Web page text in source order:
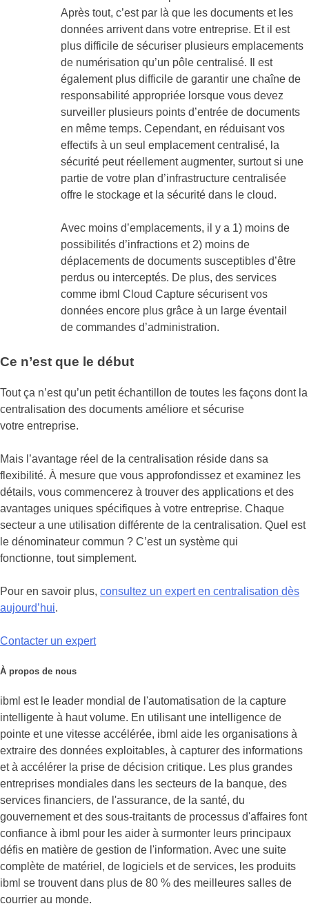
Après tout, c’est par là que les documents et les
données arrivent dans votre entreprise. Et il est
plus difficile de sécuriser plusieurs emplacements
de numérisation qu’un pôle centralisé. Il est
également plus difficile de garantir une chaîne de
responsabilité appropriée lorsque vous devez
surveiller plusieurs points d’entrée de documents
en même temps. Cependant, en réduisant vos
effectifs à un seul emplacement centralisé, la
sécurité peut réellement augmenter, surtout si une
partie de votre plan d’infrastructure centralisée
offre le stockage et la sécurité dans le cloud.
Avec moins d’emplacements, il y a 1) moins de
possibilités d’infractions et 2) moins de
déplacements de documents susceptibles d’être
perdus ou interceptés. De plus, des services
comme ibml Cloud Capture sécurisent vos
données encore plus grâce à un large éventail
de commandes d’administration.
Ce n’est que le début
Tout ça n’est qu’un petit échantillon de toutes les façons dont la
centralisation des documents améliore et sécurise
votre entreprise.
Mais l’avantage réel de la centralisation réside dans sa
flexibilité. À mesure que vous approfondissez et examinez les
détails, vous commencerez à trouver des applications et des
avantages uniques spécifiques à votre entreprise. Chaque
secteur a une utilisation différente de la centralisation. Quel est
le dénominateur commun ? C’est un système qui
fonctionne, tout simplement.
Pour en savoir plus, consultez un expert en centralisation dès
aujourd’hui.
Contacter un expert
À propos de nous
ibml est le leader mondial de l'automatisation de la capture
intelligente à haut volume. En utilisant une intelligence de
pointe et une vitesse accélérée, ibml aide les organisations à
extraire des données exploitables, à capturer des informations
et à accélérer la prise de décision critique. Les plus grandes
entreprises mondiales dans les secteurs de la banque, des
services financiers, de l'assurance, de la santé, du
gouvernement et des sous-traitants de processus d'affaires font
confiance à ibml pour les aider à surmonter leurs principaux
défis en matière de gestion de l'information. Avec une suite
complète de matériel, de logiciels et de services, les produits
ibml se trouvent dans plus de 80 % des meilleures salles de
courrier au monde.